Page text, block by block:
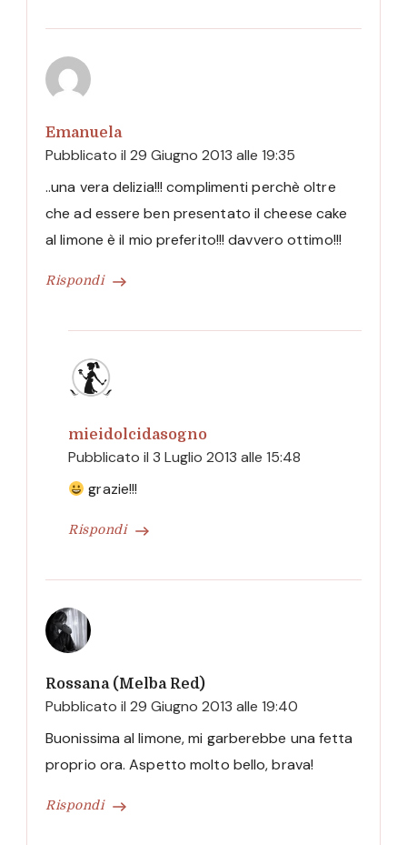
Emanuela
Pubblicato il 29 Giugno 2013 alle 19:35
Rispondi
..una vera delizia!!! complimenti perchè oltre
che ad essere ben presentato il cheese cake
al limone è il mio preferito!!! davvero ottimo!!!
mieidolcidasogno
Pubblicato il 3 Luglio 2013 alle 15:48
Rispondi
grazie!!!
Rossana (Melba Red)
Pubblicato il 29 Giugno 2013 alle 19:40
Rispondi
Buonissima al limone, mi garberebbe una fetta
proprio ora. Aspetto molto bello, brava!